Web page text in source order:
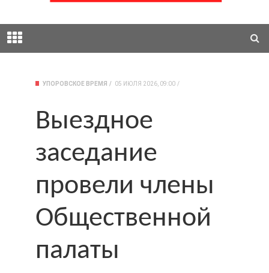
УПОРОВСКОЕ ВРЕМЯ 05 ИЮЛЯ 2026, 09:00
Выездное
заседание
провели члены
Общественной
палаты